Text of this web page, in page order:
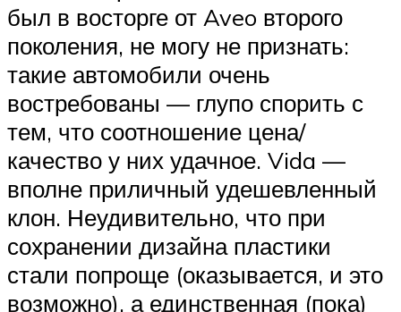
был в восторге от Aveo второго
поколения, не могу не признать:
такие автомобили очень
востребованы — глупо спорить с
тем, что соотношение цена/
качество у них удачное. Vida —
вполне приличный удешевленный
клон. Неудивительно, что при
сохранении дизайна пластики
стали попроще (оказывается, и это
возможно), а единственная (пока)